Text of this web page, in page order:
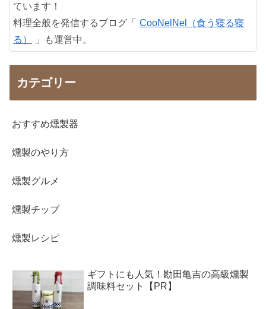
ています！
料理全般を発信するブログ「
CooNelNel（食う寝る寝
る）
」も運営中。
カテゴリー
おすすめ燻製器
燻製のやり方
燻製グルメ
燻製チップ
燻製レシピ
ギフトにも人気！勘田亀吉の高級燻製
調味料セット【PR】